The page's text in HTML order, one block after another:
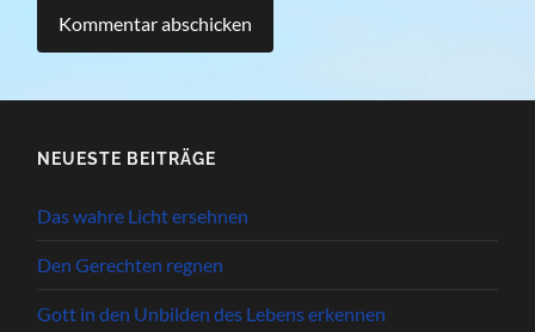
NEUESTE BEITRÄGE
Das wahre Licht ersehnen
Den Gerechten regnen
Gott in den Unbilden des Lebens erkennen